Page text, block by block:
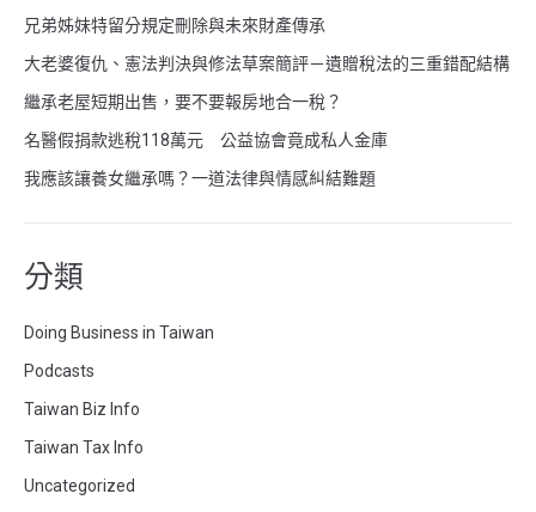
兄弟姊妹特留分規定刪除與未來財產傳承
大老婆復仇、憲法判決與修法草案簡評－遺贈稅法的三重錯配結構
繼承老屋短期出售，要不要報房地合一稅？
名醫假捐款逃稅118萬元 公益協會竟成私人金庫
我應該讓養女繼承嗎？一道法律與情感糾結難題
分類
Doing Business in Taiwan
Podcasts
Taiwan Biz Info
Taiwan Tax Info
Uncategorized